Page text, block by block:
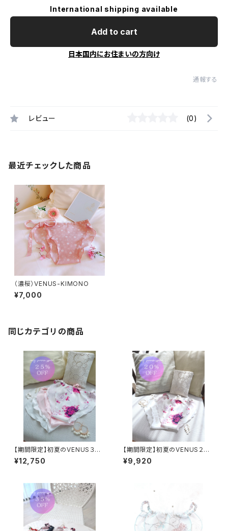
International shipping available
Add to cart
日本国内にお住まいの方向け
通報する
レビュー (0)
最近チェックした商品
（濃桜）VENUS-KIMONO
¥7,000
同じカテゴリの商品
【期間限定】初夏のVENUS３枚
セット
¥12,750
【期間限定】初夏のVENUS２枚
セット
¥9,920